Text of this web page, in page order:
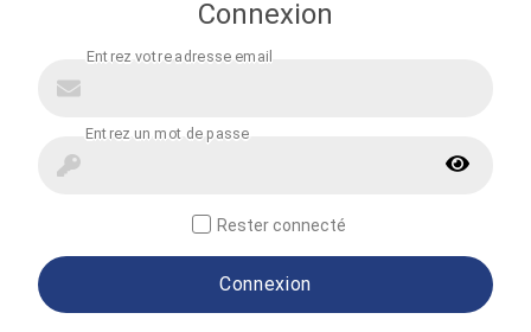
Connexion
Rester connecté
Connexion